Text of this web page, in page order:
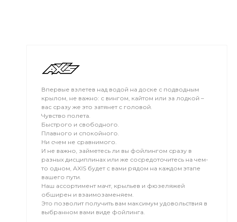
Впервые взлетев над водой на доске с подводным
крылом, не важно: с вингом, кайтом или за лодкой –
вас сразу же это затянет с головой.
Чувство полета.
Быстрого и свободного.
Плавного и спокойного.
Ни счем не сравнимого.
И не важно, займетесь ли вы фойлингом сразу в
разных дисциплинах или же сосредоточитесь на чем-
то одном, AXIS будет с вами рядом на каждом этапе
вашего пути.
Наш ассортимент мачт, крыльев и фюзеляжей
обширен и взаимозаменяем.
Это позволит получить вам максимум удовольствия в
выбранном вами виде фойлинга.